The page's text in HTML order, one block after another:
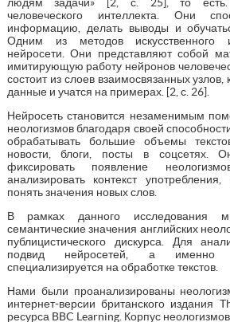
человеческого интеллекта. Они
информацию, делать выводы и
Одним из методов искусственного
нейросети. Они представляют собой
имитирующую работу нейронов
состоит из слоев взаимосвязанных
данные и учатся на примерах. [2, с. 26].
Нейросеть становится незаменимым
неологизмов благодаря своей
обрабатывать большие объемы
новости, блоги, посты в соцсетях.
фиксировать появление
анализировать контекст
понять значения новых слов.
В рамках данного исследования
семантические значения английских
публицистического дискурса. Для
подвид нейросетей, а именно
специализируется на обработке текстов.
Нами были проанализированы
интернет-версии британского издания
ресурса BBC Learning. Корпус